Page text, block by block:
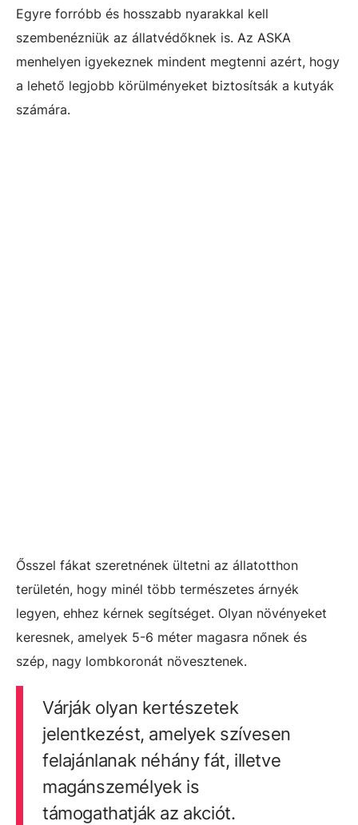
Egyre forróbb és hosszabb nyarakkal kell
szembenézniük az állatvédőknek is. Az ASKA
menhelyen igyekeznek mindent megtenni azért, hogy
a lehető legjobb körülményeket biztosítsák a kutyák
számára.
Ősszel fákat szeretnének ültetni az állatotthon
területén, hogy minél több természetes árnyék
legyen, ehhez kérnek segítséget. Olyan növényeket
keresnek, amelyek 5-6 méter magasra nőnek és
szép, nagy lombkoronát növesztenek.
Várják olyan kertészetek
jelentkezést, amelyek szívesen
felajánlanak néhány fát, illetve
magánszemélyek is
támogathatják az akciót.